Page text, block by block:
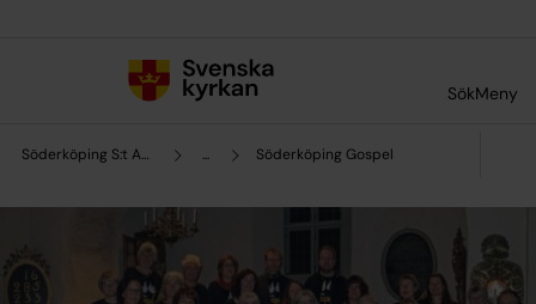
SökMeny
Söderköping S:t Anna församling ... Söderköping Gospel